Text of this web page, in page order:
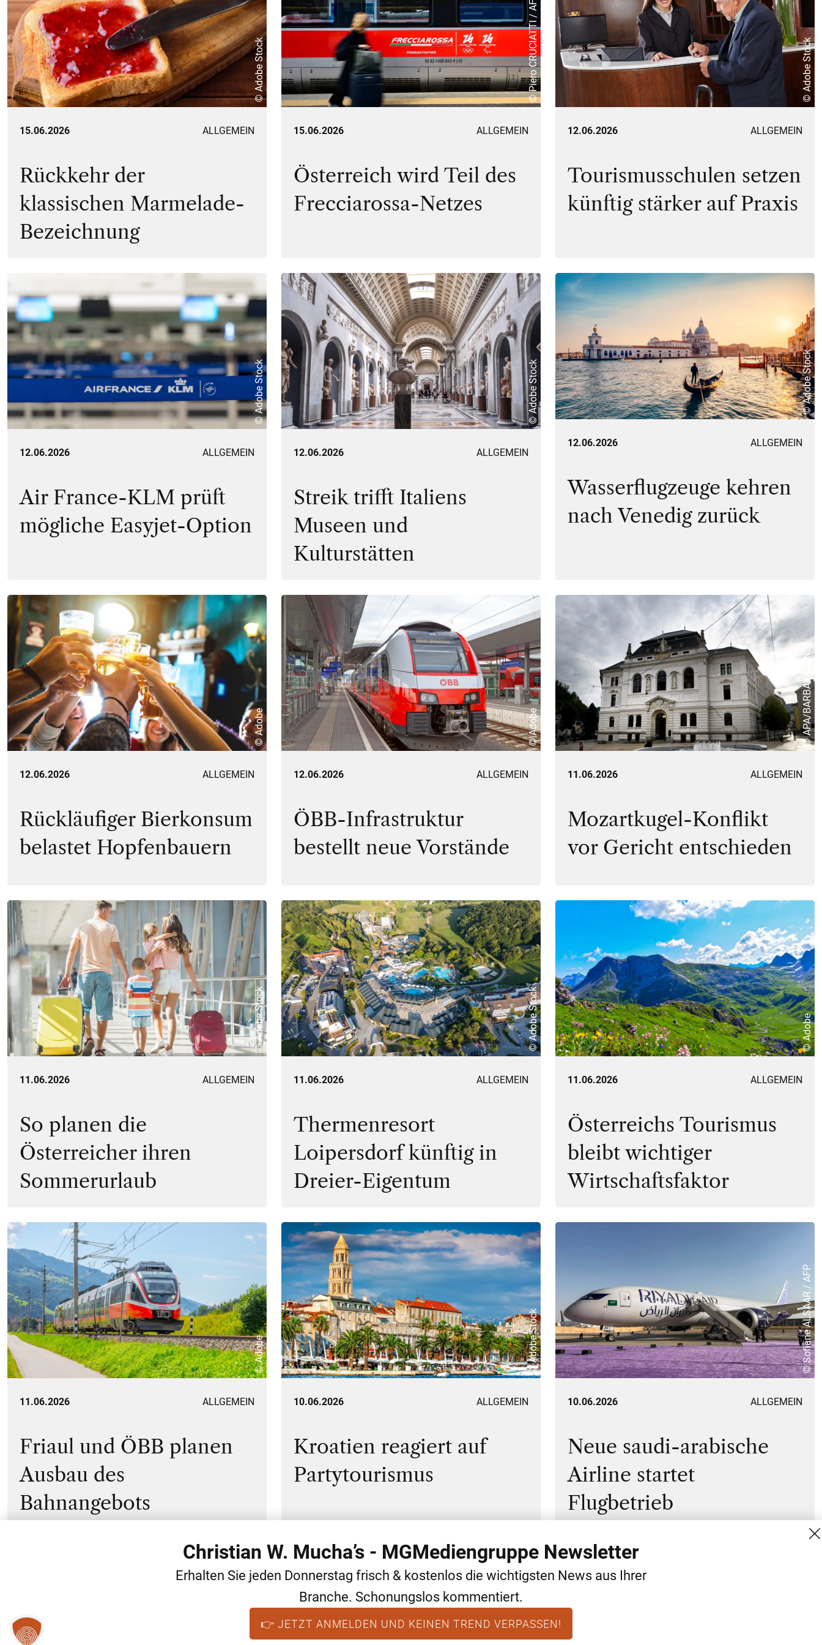
© Adobe Stock
15.06.2026 ALLGEMEIN
Rückkehr der
klassischen Marmelade-
Bezeichnung
© Piero CRUCIATTI / AFP
15.06.2026 ALLGEMEIN
Österreich wird Teil des
Frecciarossa-Netzes
© Adobe Stock
12.06.2026 ALLGEMEIN
Tourismusschulen setzen
künftig stärker auf Praxis
© Adobe Stock
12.06.2026 ALLGEMEIN
Air France-KLM prüft
mögliche Easyjet-Option
© Adobe Stock
12.06.2026 ALLGEMEIN
Streik trifft Italiens
Museen und
Kulturstätten
© Adobe Stock
12.06.2026 ALLGEMEIN
Wasserflugzeuge kehren
nach Venedig zurück
© Adobe
12.06.2026 ALLGEMEIN
Rückläufiger Bierkonsum
belastet Hopfenbauern
© Adobe
12.06.2026 ALLGEMEIN
ÖBB-Infrastruktur
bestellt neue Vorstände
© APA/BARBARA GINDL
11.06.2026 ALLGEMEIN
Mozartkugel-Konflikt
vor Gericht entschieden
© Adobe Stock
11.06.2026 ALLGEMEIN
So planen die
Österreicher ihren
Sommerurlaub
© Adobe Stock
11.06.2026 ALLGEMEIN
Thermenresort
Loipersdorf künftig in
Dreier-Eigentum
© Adobe
11.06.2026 ALLGEMEIN
Österreichs Tourismus
bleibt wichtiger
Wirtschaftsfaktor
© Adobe
11.06.2026 ALLGEMEIN
Friaul und ÖBB planen
Ausbau des
Bahnangebots
© Adobe Stock
10.06.2026 ALLGEMEIN
Kroatien reagiert auf
Partytourismus
© Sofiane ALSAAR / AFP
10.06.2026 ALLGEMEIN
Neue saudi-arabische
Airline startet
Flugbetrieb
12 …
12
Christian W. Mucha’s - MGMediengruppe Newsletter
Erhalten Sie jeden Donnerstag frisch & kostenlos die wichtigsten News aus Ihrer
Branche. Schonungslos kommentiert.
👉 JETZT ANMELDEN UND KEINEN TREND VERPASSEN!